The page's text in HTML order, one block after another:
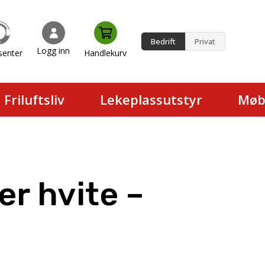
Logg inn Handlekurv
Bedrift Privat
Friluftsliv Lekeplassutstyr
hvite –